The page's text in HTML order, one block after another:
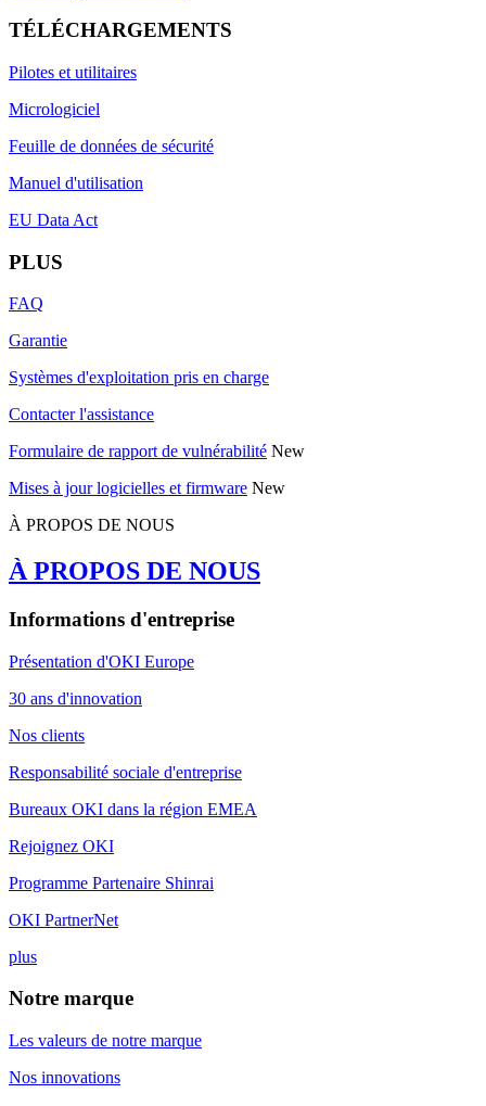
TÉLÉCHARGEMENTS
Pilotes et utilitaires
Micrologiciel
Feuille de données de sécurité
Manuel d'utilisation
EU Data Act
PLUS
FAQ
Garantie
Systèmes d'exploitation pris en charge
Contacter l'assistance
Formulaire de rapport de vulnérabilité New
Mises à jour logicielles et firmware New
À PROPOS DE NOUS
À PROPOS DE NOUS
Informations d'entreprise
Présentation d'OKI Europe
30 ans d'innovation
Nos clients
Responsabilité sociale d'entreprise
Bureaux OKI dans la région EMEA
Rejoignez OKI
Programme Partenaire Shinrai
OKI PartnerNet
plus
Notre marque
Les valeurs de notre marque
Nos innovations